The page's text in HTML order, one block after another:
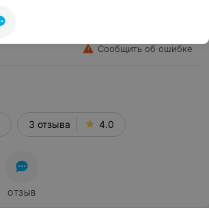
Сообщить об ошибке
3 отзыва 4.0
ОТЗЫВ